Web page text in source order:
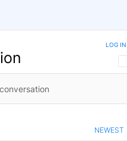
LOG IN
NEWEST